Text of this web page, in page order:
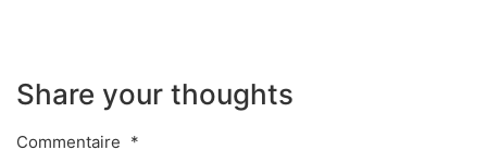
Share your thoughts
Commentaire *